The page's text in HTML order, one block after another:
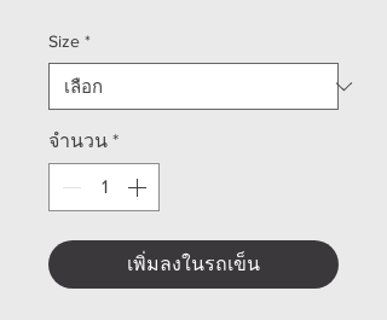
Size *
จำนวน *
เพิ่มลงในรถเข็น